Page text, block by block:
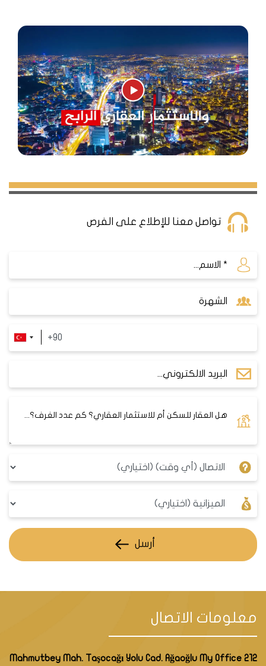
تواصل معنا للإطلاع على الفرص
أرسل
معلومات الاتصال
Mahmutbey Mah. Taşocağı Yolu Cad. Ağaoğlu My Office 212